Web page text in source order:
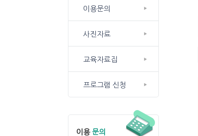
이용문의
사진자료
교육자료집
프로그램 신청
이용 문의